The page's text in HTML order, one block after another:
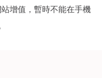
增值，暫時不能在手機